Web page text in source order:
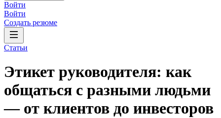
Войти
Войти
Создать резюме
Статьи
Этикет руководителя: как
общаться с разными людьми
— от клиентов до инвесторов